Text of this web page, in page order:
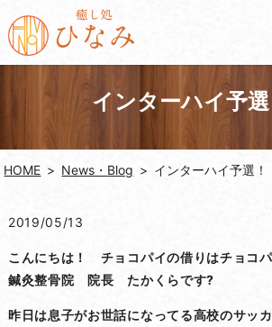
インターハイ予選
HOME News・Blog インターハイ予選！
2019/05/13
こんにちは！ チョコパイの借りはチョ
鍼灸整骨院 院長 たかくらです?
昨日は息子がお世話になってる高校のサッ